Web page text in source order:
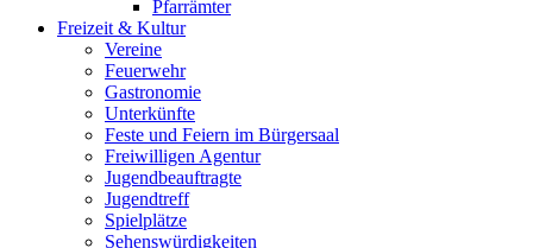
Pfarrämter
Freizeit & Kultur
Vereine
Feuerwehr
Gastronomie
Unterkünfte
Feste und Feiern im Bürgersaal
Freiwilligen Agentur
Jugendbeauftragte
Jugendtreff
Spielplätze
Sehenswürdigkeiten